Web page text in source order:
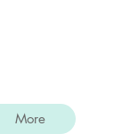
More